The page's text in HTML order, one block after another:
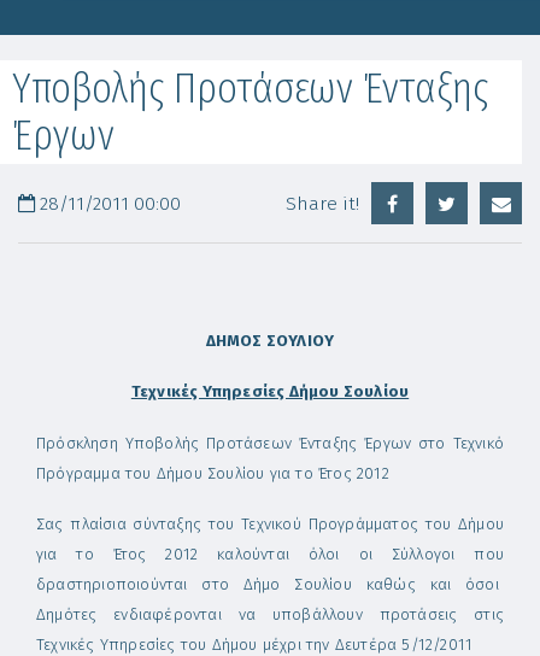
Υποβολής Προτάσεων Ένταξης
Έργων
28/11/2011 00:00 Share it!
ΔΗΜΟΣ ΣΟΥΛΙΟΥ
Τεχνικές Υπηρεσίες Δήμου Σουλίου
Πρόσκληση Υποβολής Προτάσεων Ένταξης Έργων στο Τεχνικό
Πρόγραμμα του Δήμου Σουλίου για το Έτος 2012
Σας πλαίσια σύνταξης του Τεχνικού Προγράμματος του Δήμου
για το Έτος 2012 καλούνται όλοι οι Σύλλογοι που
δραστηριοποιούνται στο Δήμο Σουλίου καθώς και όσοι
Δημότες ενδιαφέρονται να υποβάλλουν προτάσεις στις
Τεχνικές Υπηρεσίες του Δήμου μέχρι την Δευτέρα 5/12/2011